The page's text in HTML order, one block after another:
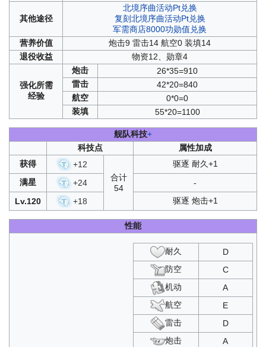
其他途径
北境序曲活动Pt兑换
复刻北境序曲活动Pt兑换
军需商店8000功勋值兑换
营养价值
炮击9 雷击14 航空0 装填14
退役收益 物资12、勋章4
强化所需
经验
炮击
26*35=910
雷击
42*20=840
航空
0*0=0
装填
55*20=1100
舰队科技+
科技点
属性加成
获得
+12
合计
54
驱逐 耐久+1
满星
+24
-
Lv.120
+18 驱逐 炮击+1
性能
耐久
D
防空
C
机动
A
航空
E
雷击
D
炮击
A